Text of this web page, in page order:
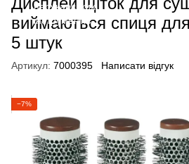
виймаються спиця
5 штук
Артикул: 7000395 Написати відгук
−7%